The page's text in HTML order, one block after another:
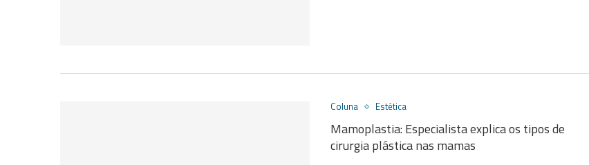
Coluna Estética
Mamoplastia: Especialista explica os tipos de
cirurgia plástica nas mamas